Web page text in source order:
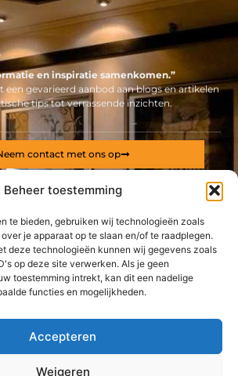
Beheer toestemming
te bieden, gebruiken wij technologieën zoals
je apparaat op te slaan en/of te raadplegen.
deze technologieën kunnen wij gegevens zoals
op deze site verwerken. Als je geen
toestemming intrekt, kan dit een nadelige
functies en mogelijkheden.
Accepteren
Weigeren
en inspiratie samenkomen.”
een gevarieerd aanbod aan blogs en artikelen
tips tot verrassende inzichten.
stukken op een rij
de kijker door dit verpakkingsbedrijf
drukken bij een specialist met 20 jaar
tapijttegels huren voor uw evenement
verkopen
contact met ons op